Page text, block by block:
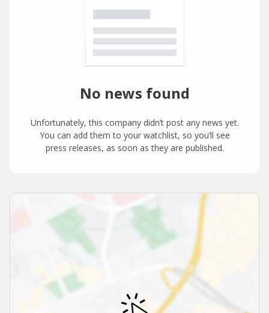
No news found
Unfortunately, this company didn’t post any news yet.
You can add them to your watchlist, so you’ll see
press releases, as soon as they are published.